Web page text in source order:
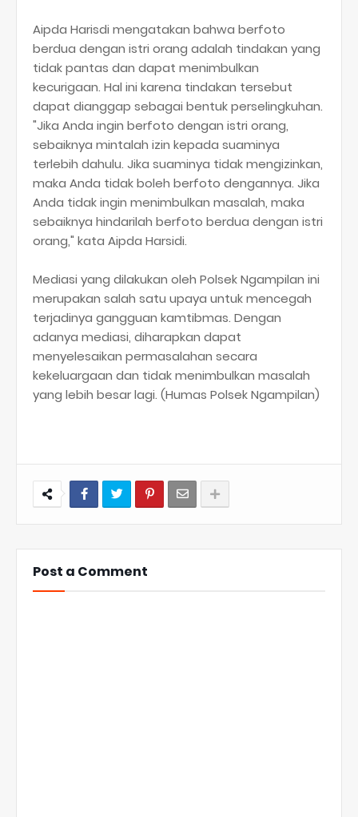
Aipda Harisdi mengatakan bahwa berfoto
berdua dengan istri orang adalah tindakan yang
tidak pantas dan dapat menimbulkan
kecurigaan. Hal ini karena tindakan tersebut
dapat dianggap sebagai bentuk perselingkuhan.
"Jika Anda ingin berfoto dengan istri orang,
sebaiknya mintalah izin kepada suaminya
terlebih dahulu. Jika suaminya tidak mengizinkan,
maka Anda tidak boleh berfoto dengannya. Jika
Anda tidak ingin menimbulkan masalah, maka
sebaiknya hindarilah berfoto berdua dengan istri
orang," kata Aipda Harsidi.
Mediasi yang dilakukan oleh Polsek Ngampilan ini
merupakan salah satu upaya untuk mencegah
terjadinya gangguan kamtibmas. Dengan
adanya mediasi, diharapkan dapat
menyelesaikan permasalahan secara
kekeluargaan dan tidak menimbulkan masalah
yang lebih besar lagi. (Humas Polsek Ngampilan)
Post a Comment